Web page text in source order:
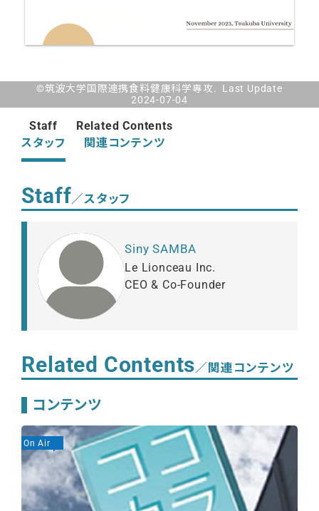
©筑波大学国際連携食料健康科学專攻. Last Update
2024-07-04
Staff
スタッフ
Related Contents
関連コンテンツ
Staff／スタッフ
Siny SAMBA
Le Lionceau Inc.
CEO & Co-Founder
Related Contents／関連コンテンツ
コンテンツ
On Air